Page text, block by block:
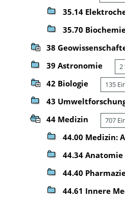
35.14
35.70
38
39 Astronomie 2
42 Biologie 135
43
44 Medizin 707
44.00 Medizin:
44.34 Anatomie
44.40
44.61 Innere